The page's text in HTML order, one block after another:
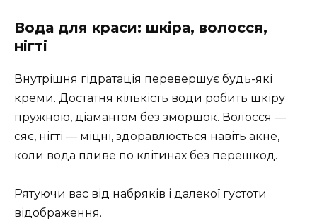
Вода для краси: шкіра, волосся,
нігті
Внутрішня гідратація перевершує будь-які
креми. Достатня кількість води робить шкіру
пружною, діамантом без зморшок. Волосся —
сяє, нігті — міцні, здоравлюється навіть акне,
коли вода пливе по клітинах без перешкод.
Рятуючи вас від набряків і далекої густоти
відображення.